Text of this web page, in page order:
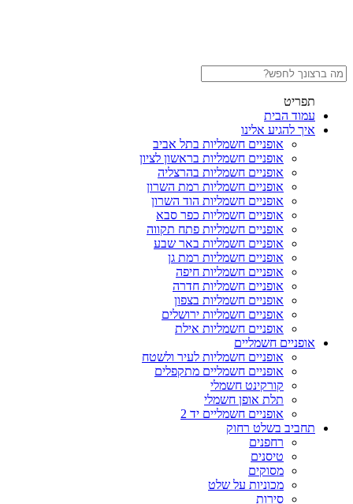
תפריט
עמוד הבית
איך להגיע אלינו
אופניים חשמליות בתל אביב
אופניים חשמליות בראשון לציון
אופניים חשמליות בהרצליה
אופניים חשמליות רמת השרון
אופניים חשמליות הוד השרון
אופניים חשמליות כפר סבא
אופניים חשמליות פתח תקווה
אופניים חשמליות באר שבע
אופניים חשמליות רמת גן
אופניים חשמליות חיפה
אופניים חשמליות חדרה
אופניים חשמליות בצפון
אופניים חשמליות ירושלים
אופניים חשמליות אילת
אופניים חשמליים
אופניים חשמליות לעיר ולשטח
אופניים חשמליים מתקפלים
קורקינט חשמלי
תלת אופן חשמלי
אופניים חשמליים יד 2
תחביב בשלט רחוק
רחפנים
טיסנים
מסוקים
מכוניות על שלט
סירות